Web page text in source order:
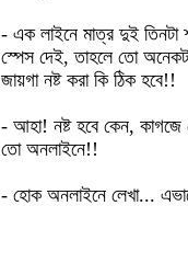
- এক লাইনে মাত্র দুই তিনটা
স্পেস দেই, তাহলে তো
জায়গা নষ্ট করা কি ঠিক হবে!!
- আহা! নষ্ট হবে কেন,
তো অনলাইনে!!
- হোক অনলাইনে লেখা...